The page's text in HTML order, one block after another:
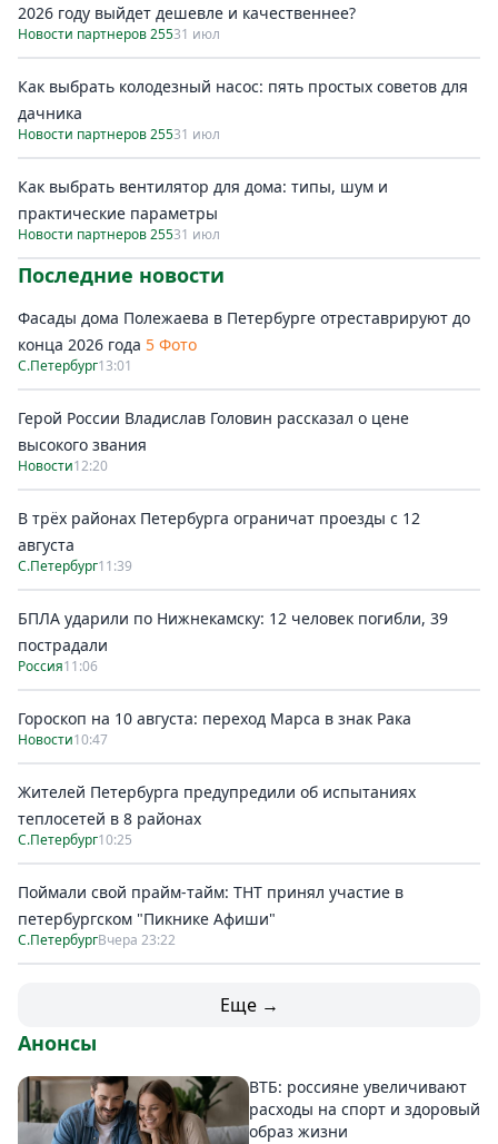
2026 году выйдет дешевле и качественнее?
Новости партнеров 25531 июл
Как выбрать колодезный насос: пять простых советов для
дачника
Новости партнеров 25531 июл
Как выбрать вентилятор для дома: типы, шум и
практические параметры
Новости партнеров 25531 июл
Последние новости
Фасады дома Полежаева в Петербурге отреставрируют до
конца 2026 года 5 Фото
С.Петербург13:01
Герой России Владислав Головин рассказал о цене
высокого звания
Новости12:20
В трёх районах Петербурга ограничат проезды с 12
августа
С.Петербург11:39
БПЛА ударили по Нижнекамску: 12 человек погибли, 39
пострадали
Россия11:06
Гороскоп на 10 августа: переход Марса в знак Рака
Новости10:47
Жителей Петербурга предупредили об испытаниях
теплосетей в 8 районах
С.Петербург10:25
Поймали свой прайм-тайм: ТНТ принял участие в
петербургском "Пикнике Афиши"
С.ПетербургВчера 23:22
Еще →
Анонсы
ВТБ: россияне увеличивают
расходы на спорт и здоровый
образ жизни